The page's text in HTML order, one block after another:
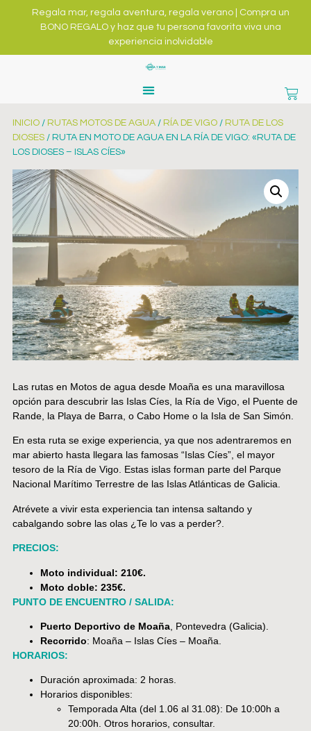
Regala mar, regala aventura, regala verano | Compra un
BONO REGALO y haz que tu persona favorita viva una
experiencia inolvidable
INICIO/ RUTAS MOTOS DE AGUA/ RÍA DE VIGO/ RUTA DE LOS
DIOSES/ RUTA EN MOTO DE AGUA EN LA RÍA DE VIGO: «RUTA DE
LOS DIOSES – ISLAS CÍES»
Las rutas en Motos de agua desde Moaña es una maravillosa
opción para descubrir las Islas Cíes, la Ría de Vigo, el Puente de
Rande, la Playa de Barra, o Cabo Home o la Isla de San Simón.
En esta ruta se exige experiencia, ya que nos adentraremos en
mar abierto hasta llegara las famosas “Islas Cíes”, el mayor
tesoro de la Ría de Vigo. Estas islas forman parte del Parque
Nacional Marítimo Terrestre de las Islas Atlánticas de Galicia.
Atrévete a vivir esta experiencia tan intensa saltando y
cabalgando sobre las olas ¿Te lo vas a perder?.
PRECIOS:
Moto individual: 210€.
Moto doble: 235€.
PUNTO DE ENCUENTRO / SALIDA:
Puerto Deportivo de Moaña, Pontevedra (Galicia).
Recorrido: Moaña – Islas Cíes – Moaña.
HORARIOS:
Duración aproximada: 2 horas.
Horarios disponibles:
Temporada Alta (del 1.06 al 31.08): De 10:00h a
20:00h. Otros horarios, consultar.